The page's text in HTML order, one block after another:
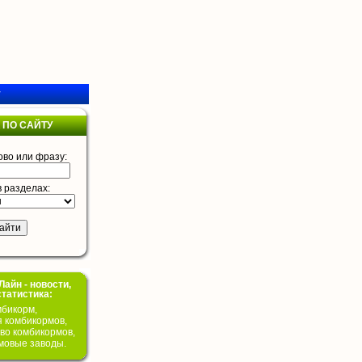
САЙТУ
или фразу:
разделах:
- новости,
комбикормов,
комбикормов,
заводы.